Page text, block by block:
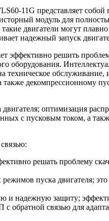
11G представляет
модуль для
двигатели могут
надежный запуск
эффективно решить
оборудования.
техническое
также декомпрессионному
оптимизация
с пусковым током, а
решать проблему
пуска двигателя; это
и надежную защиту;
обратной связью для